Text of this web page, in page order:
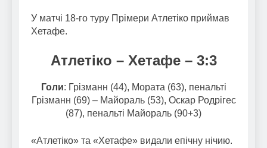
У матчі 18-го туру Прімери Атлетіко приймав
Хетафе.
Атлетіко – Хетафе – 3:3
Голи: Грізманн (44), Мората (63), пенальті
Грізманн (69) – Майораль (53), Оскар Родрігес
(87), пенальті Майораль (90+3)
«Атлетіко» та «Хетафе» видали епічну нічию.